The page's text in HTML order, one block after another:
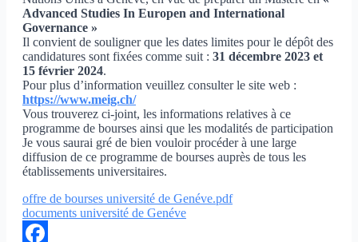
Advanced Studies In Europen and International
Governance »
Il convient de souligner que les dates limites pour le dépôt des
candidatures sont fixées comme suit : 31 décembre 2023 et
15 février 2024.
Pour plus d’information veuillez consulter le site web :
https://www.meig.ch/
Vous trouverez ci-joint, les informations relatives à ce
programme de bourses ainsi que les modalités de participation
Je vous saurai gré de bien vouloir procéder à une large
diffusion de ce programme de bourses auprès de tous les
établissements universitaires.
offre de bourses université de Genéve.pdf
documents université de Genéve